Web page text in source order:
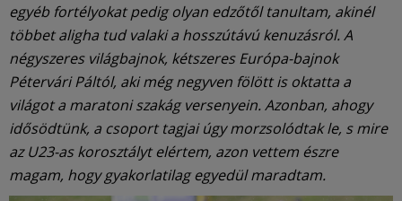
egyéb fortélyokat pedig olyan edzőtől tanultam, akinél
többet aligha tud valaki a hosszútávú kenuzásról. A
négyszeres világbajnok, kétszeres Európa-bajnok
Pétervári Páltól, aki még negyven fölött is oktatta a
világot a maratoni szakág versenyein. Azonban, ahogy
idősödtünk, a csoport tagjai úgy morzsolódtak le, s mire
az U23-as korosztályt elértem, azon vettem észre
magam, hogy gyakorlatilag egyedül maradtam.